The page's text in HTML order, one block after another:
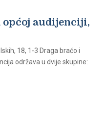
općoj audijenciji,
18, 1-3 Draga braćo i
održava u dvije skupine: